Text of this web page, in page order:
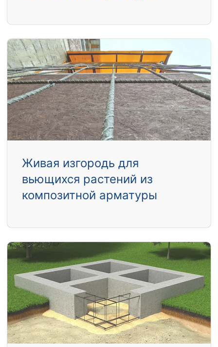
Живая изгородь для
вьющихся растений из
композитной арматуры